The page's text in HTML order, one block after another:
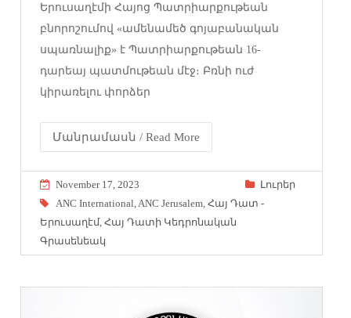
Երուսաղէմի Հայոց Պատրիարքութեան
բնորոշումով «ամենամեծ գոյաբանական
սպառնալիք» է Պատրիարքութեան 16-
դարեայ պատմութեան մէջ։ Բռնի ուժ
կիրառելու փորձեր
Մանրամասն / Read More
November 17, 2023
Լուրեր
ANC International ANC Jerusalem ,Հայ Դատ -
Երուսաղէմ,Հայ Դատի Կեդրոնական
Գրասենեակ